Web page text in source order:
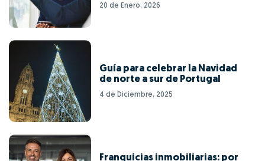
20 de Enero, 2026
Guía para celebrar la Navidad
de norte a sur de Portugal
4 de Diciembre, 2025
Franquicias inmobiliarias: por